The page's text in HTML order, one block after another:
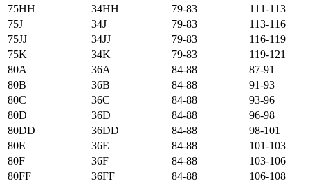
75HH
34HH 79-83
111-113
75J
34J 79-83
113-116
75JJ
34JJ 79-83
116-119
75K
34K 79-83
119-121
80А
36А 84-88
87-91
80B
36B 84-88
91-93
80C
36C 84-88
93-96
80D
36D 84-88
96-98
80DD
36DD 84-88
98-101
80E
36E 84-88
101-103
80F
36F 84-88
103-106
80FF
36FF 84-88
106-108